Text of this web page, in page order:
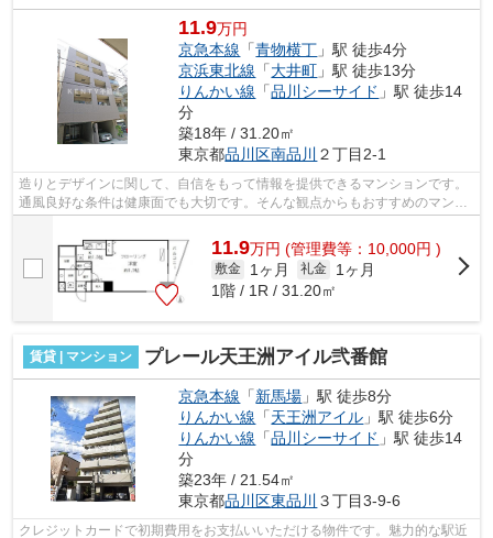
11.9万円
京急本線 「青物横丁 」駅 徒歩4分
京浜東北線 「大井町 」駅 徒歩13分
りんかい線 「品川シーサイド 」駅 徒歩14
分
築18年 / 31.20㎡
東京都品川区南品川 ２丁目2-1
造りとデザインに関して、自信をもって情報を提供できるマンションです。
通風良好な条件は健康面でも大切です。そんな観点からもおすすめのマンシ
11.9万円 (管理費等：10,000円 )
敷金 1ヶ月 礼金
1ヶ月
1階 / 1R / 31.20㎡
賃貸 | マンション プレール天王洲アイル弐番館
京急本線 「新馬場 」駅 徒歩8分
りんかい線 「天王洲アイル 」駅 徒歩6分
りんかい線 「品川シーサイド 」駅 徒歩14
分
築23年 / 21.54㎡
東京都品川区東品川 ３丁目3-9-6
クレジットカードで初期費用をお支払いいただける物件です。魅力的な駅近